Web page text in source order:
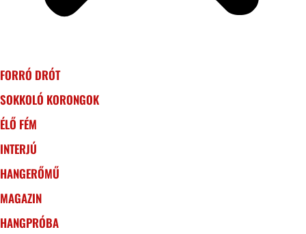
FORRÓ DRÓT
SOKKOLÓ KORONGOK
ÉLŐ FÉM
INTERJÚ
HANGERŐMŰ
MAGAZIN
HANGPRÓBA